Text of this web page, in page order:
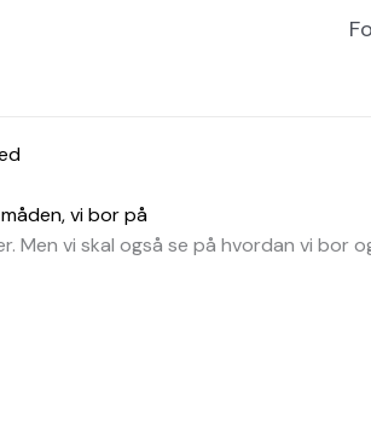
vi bor på
vi skal også se på hvordan vi bor